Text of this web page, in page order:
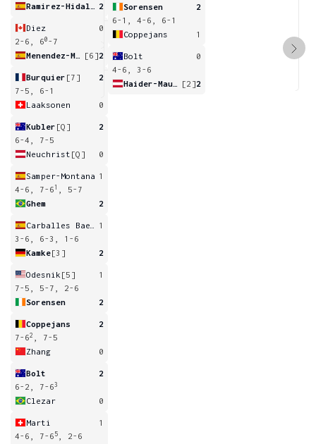
2
Diez
0
2-6, 60 -7
[6]2
Burquier [7]
2
7-5, 6-1
Laaksonen
0
Kubler [Q]
2
6-4, 7-5
Neuchrist [Q] 0
Samper-Montana 1
4-6, 7-6 1
, 5-7
Ghem
2
1
3-6, 6-3, 1-6
Kamke[3] 2
Odesnik [5]
1
7-5, 5-7, 2-6
Sorensen
2
Coppejans
2
7-62
, 7-5
Zhang
0
Bolt
2
6-2, 7-63
Clezar 0
Marti
1
4-6, 7-6 5
, 2-6
Sorensen
2
6-1, 4-6, 6-1
Coppejans
1
Bolt
0
4-6, 3-6
[2]2